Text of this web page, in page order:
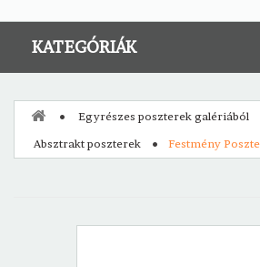
KATEGÓRIÁK
Egyrészes poszterek galériából
Absztrakt poszterek
Festmény